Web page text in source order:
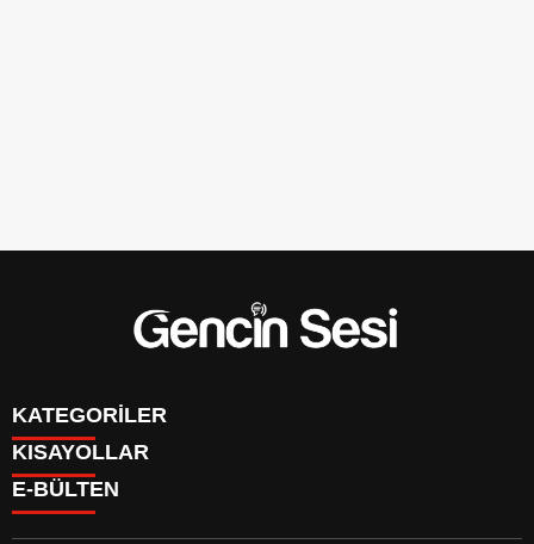
KATEGORİLER
GENÇ
BİNGÖL
KISAYOLLAR
BURÇLAR
CANLI TV
E-BÜLTEN